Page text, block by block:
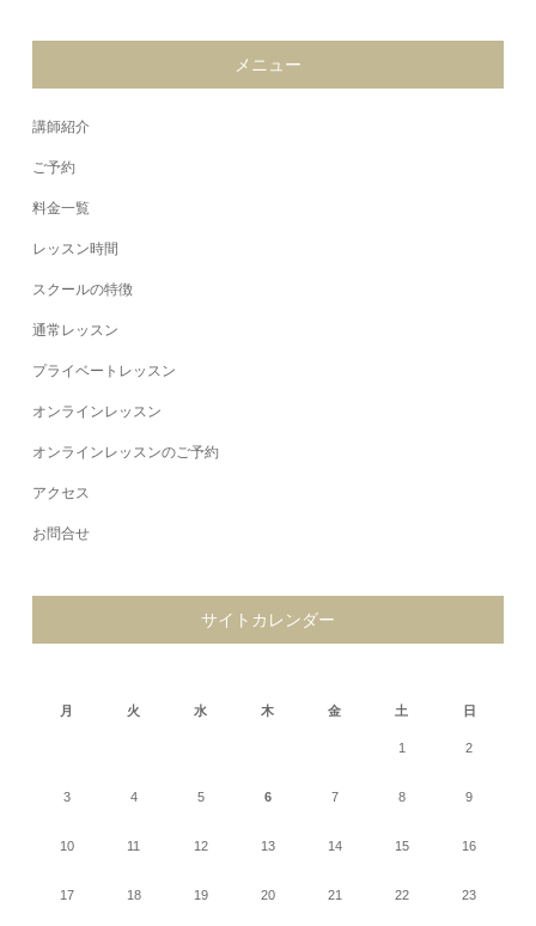
メニュー
講師紹介
ご予約
料金一覧
レッスン時間
スクールの特徴
通常レッスン
プライベートレッスン
オンラインレッスン
オンラインレッスンのご予約
アクセス
お問合せ
サイトカレンダー
月
火 水 木 金 土 日
1 2
3 4 5 6 7 8 9
10 11 12 13 14 15 16
17 18 19 20 21 22 23